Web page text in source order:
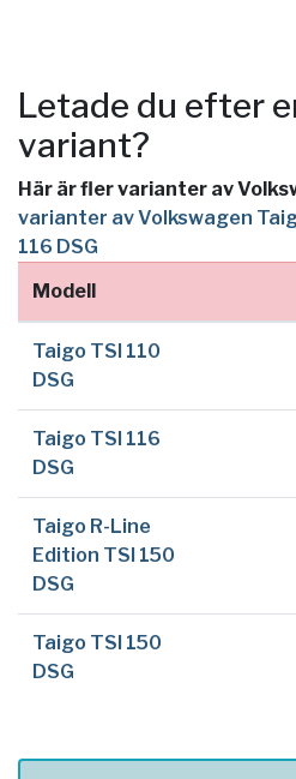
Letade du efter
variant?
Här är fler varianter av
varianter av Volkswagen
116 DSG
Modell
Taigo TSI 110
DSG
Taigo TSI 116
DSG
Taigo R-Line
Edition TSI 150
DSG
Taigo TSI 150
DSG